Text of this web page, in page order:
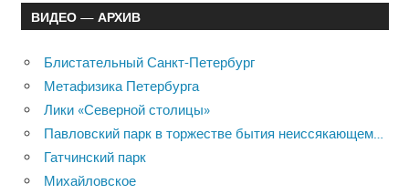
ВИДЕО — АРХИВ
Блистательный Санкт-Петербург
Метафизика Петербурга
Лики «Северной столицы»
Павловский парк в торжестве бытия неиссякающем…
Гатчинский парк
Михайловское